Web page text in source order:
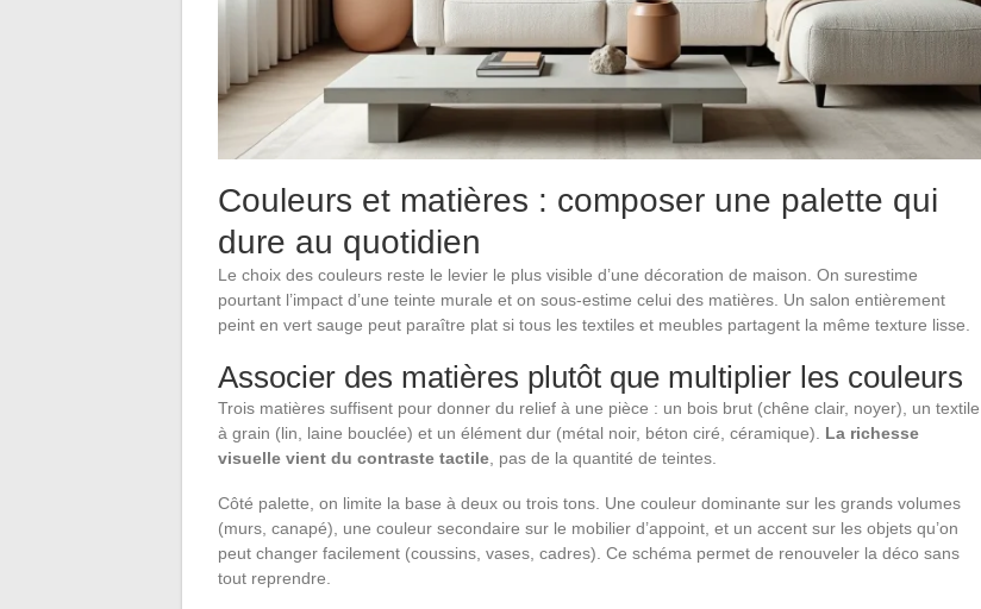
Couleurs et matières : composer une palette qui
dure au quotidien
Le choix des couleurs reste le levier le plus visible d’une décoration de maison. On surestime
pourtant l’impact d’une teinte murale et on sous-estime celui des matières. Un salon entièrement
peint en vert sauge peut paraître plat si tous les textiles et meubles partagent la même texture lisse.
Associer des matières plutôt que multiplier les couleurs
Trois matières suffisent pour donner du relief à une pièce : un bois brut (chêne clair, noyer), un textile
à grain (lin, laine bouclée) et un élément dur (métal noir, béton ciré, céramique). La richesse
visuelle vient du contraste tactile, pas de la quantité de teintes.
Côté palette, on limite la base à deux ou trois tons. Une couleur dominante sur les grands volumes
(murs, canapé), une couleur secondaire sur le mobilier d’appoint, et un accent sur les objets qu’on
peut changer facilement (coussins, vases, cadres). Ce schéma permet de renouveler la déco sans
tout reprendre.